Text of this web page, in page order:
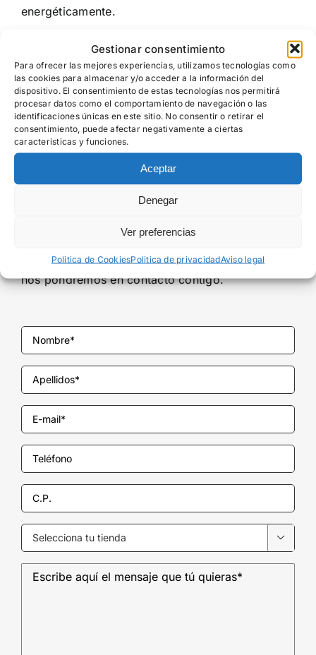
Gestionar consentimiento
Para ofrecer las mejores experiencias, utilizamos tecnologías como
las cookies para almacenar y/o acceder a la información del
dispositivo. El consentimiento de estas tecnologías nos permitirá
procesar datos como el comportamiento de navegación o las
identificaciones únicas en este sitio. No consentir o retirar el
consentimiento, puede afectar negativamente a ciertas
características y funciones.
Aceptar
Denegar
Ver preferencias
Politica de CookiesPolitica de privacidadAviso legal
energéticamente.
Escríbenos, estaremos
encantados de
atenderte.
nosotros o si necesitas más
información, envíanos un mensaje y
nos pondremos en contacto contigo.
